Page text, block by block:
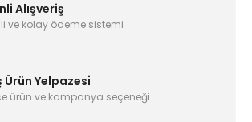
Alışveriş
ve kolay ödeme sistemi
Ürün Yelpazesi
ürün ve kampanya seçeneği